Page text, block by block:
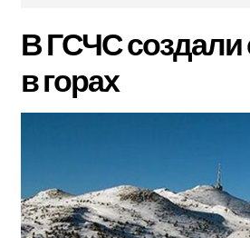
В ГСЧС создали
в горах